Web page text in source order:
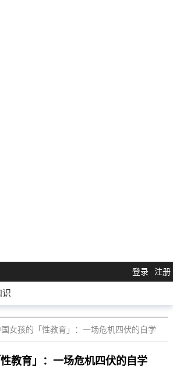
登录 注册
识
国女孩的「性教育」：一场危机四伏的自学
教育」：一场危机四伏的自学